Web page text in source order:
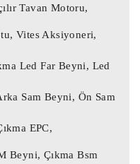
kullanılmış bir
izleri
gibi
Tavan Motoru,
Vites Aksiyoneri,
Led Far Beyni, Led
Sam Beyni, Ön Sam
EPC,
Beyni, Çıkma Bsm